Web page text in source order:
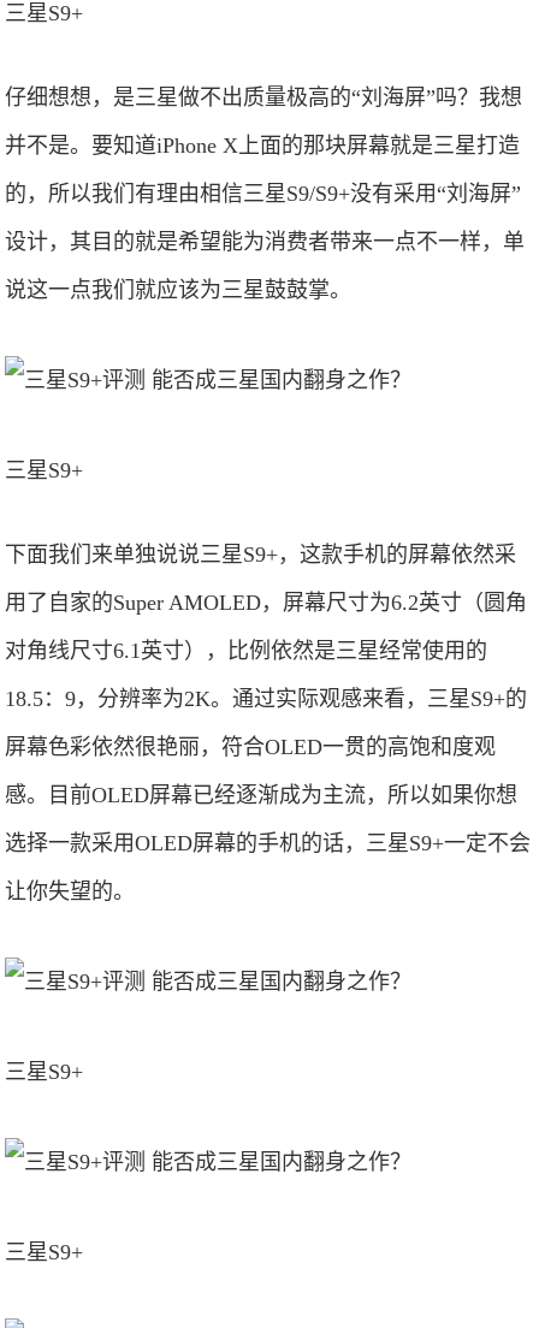
三星S9+
仔细想想，是三星做不出质量极高的“刘海屏”吗？我想
并不是。要知道iPhone X上面的那块屏幕就是三星打造
的，所以我们有理由相信三星S9/S9+没有采用“刘海屏”
设计，其目的就是希望能为消费者带来一点不一样，单
说这一点我们就应该为三星鼓鼓掌。
三星S9+
下面我们来单独说说三星S9+，这款手机的屏幕依然采
用了自家的Super AMOLED，屏幕尺寸为6.2英寸（圆角
对角线尺寸6.1英寸），比例依然是三星经常使用的
18.5：9，分辨率为2K。通过实际观感来看，三星S9+的
屏幕色彩依然很艳丽，符合OLED一贯的高饱和度观
感。目前OLED屏幕已经逐渐成为主流，所以如果你想
选择一款采用OLED屏幕的手机的话，三星S9+一定不会
让你失望的。
三星S9+
三星S9+